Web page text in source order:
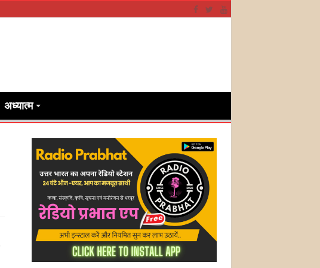
अध्यात्म